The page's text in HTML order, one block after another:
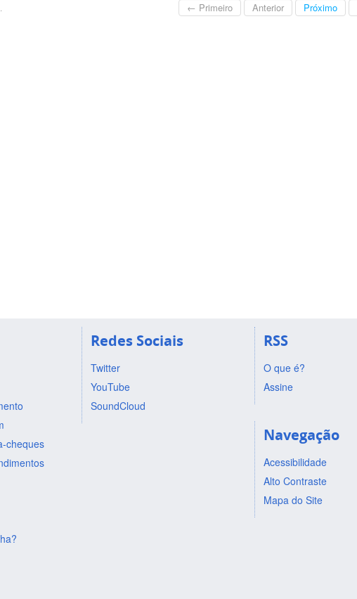
← Primeiro Anterior Próximo
cheques
Redes Sociais
Twitter
YouTube
SoundCloud
RSS
O que é?
Assine
Navegação
Acessibilidade
Alto Contraste
Mapa do Site